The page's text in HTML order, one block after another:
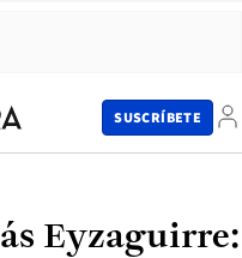
SUSCRÍBETE
Eyzaguirre: